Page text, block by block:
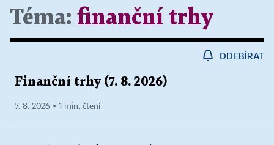
Téma: finanční trhy
ODEBÍRAT
Finanční trhy (7. 8. 2026)
7. 8. 2026 ▪ 1 min. čtení